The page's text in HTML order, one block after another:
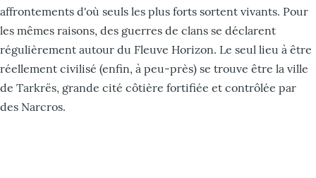
affrontements d'où seuls les plus forts sortent vivants. Pour
les mêmes raisons, des guerres de clans se déclarent
régulièrement autour du Fleuve Horizon. Le seul lieu à être
réellement civilisé (enfin, à peu-près) se trouve être la ville
de Tarkrës, grande cité côtière fortifiée et contrôlée par
des Narcros.